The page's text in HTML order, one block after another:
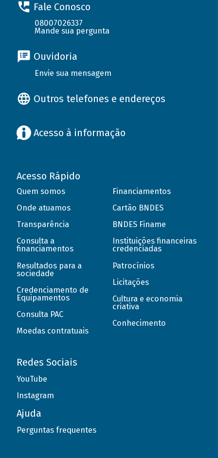
Fale Conosco
08007026337
Mande sua pergunta
Ouvidoria
Envie sua mensagem
Outros telefones e endereços
Acesso à informação
Acesso Rápido
Quem somos
Onde atuamos
Transparência
Consulta a
financiamentos
Resultados para a
sociedade
Credenciamento de
Equipamentos
Consulta PAC
Moedas contratuais
Financiamentos
Cartão BNDES
BNDES Finame
Instituições financeiras
credenciadas
Patrocínios
Licitações
Cultura e economia
criativa
Conhecimento
Redes Sociais
YouTube
Instagram
Ajuda
Perguntas frequentes